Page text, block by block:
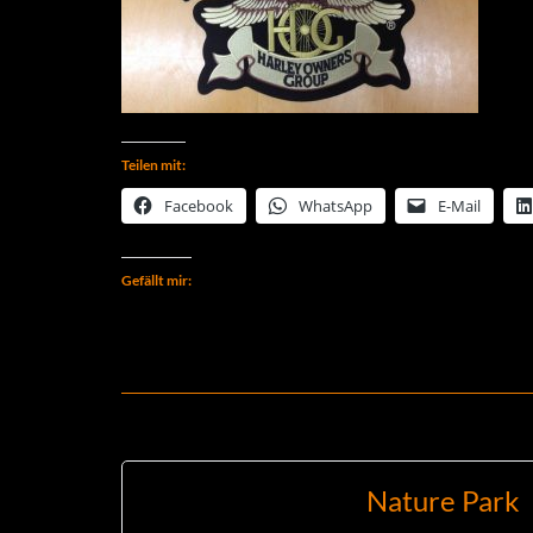
Teilen mit:
Facebook WhatsApp E-Mail
Gefällt mir:
Nature Park